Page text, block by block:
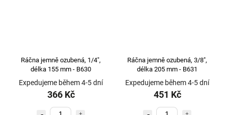
Ráčna jemně ozubená, 1/4",
délka 155 mm - B630
Expedujeme během 4-5 dní
366 Kč
Ráčna jemně ozubená, 3/8",
délka 205 mm - B631
Expedujeme během 4-5 dní
451 Kč